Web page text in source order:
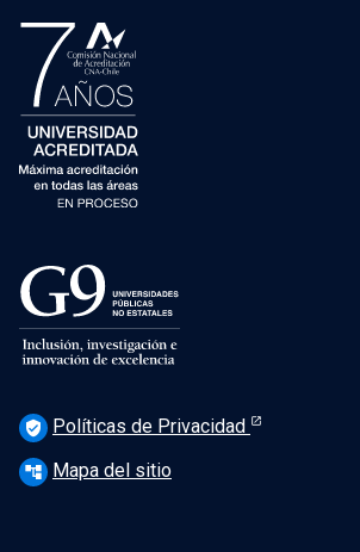
verified_user Políticas de Privacidad
account_tree Mapa del sitio